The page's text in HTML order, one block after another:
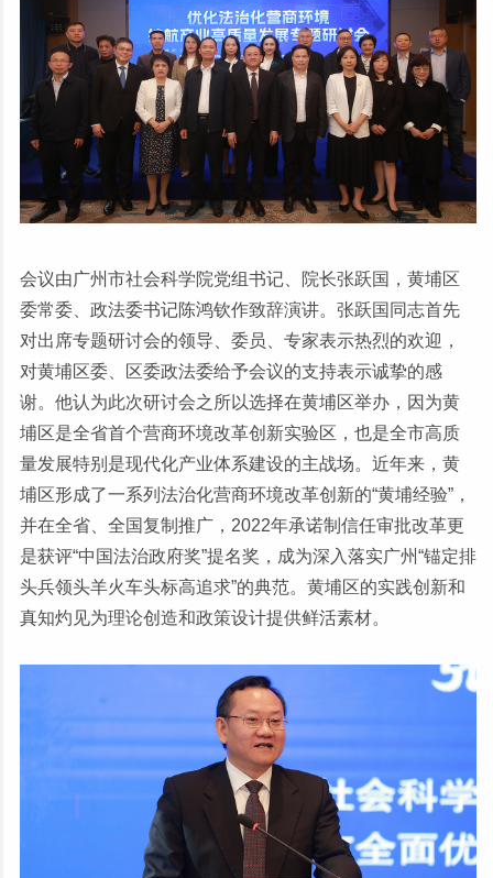
会议由广州市社会科学院党组书记、院长张跃国，黄埔区
委常委、政法委书记陈鸿钦作致辞演讲。张跃国同志首先
对出席专题研讨会的领导、委员、专家表示热烈的欢迎，
对黄埔区委、区委政法委给予会议的支持表示诚挚的感
谢。他认为此次研讨会之所以选择在黄埔区举办，因为黄
埔区是全省首个营商环境改革创新实验区，也是全市高质
量发展特别是现代化产业体系建设的主战场。近年来，黄
埔区形成了一系列法治化营商环境改革创新的“黄埔经验”，
并在全省、全国复制推广，2022年承诺制信任审批改革更
是获评“中国法治政府奖”提名奖，成为深入落实广州“锚定排
头兵领头羊火车头标高追求”的典范。黄埔区的实践创新和
真知灼见为理论创造和政策设计提供鲜活素材。